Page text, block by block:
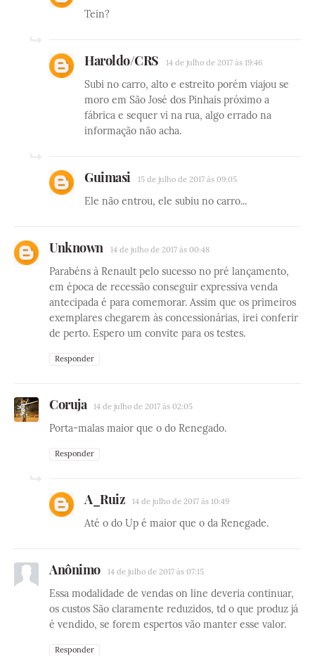
Tein?
Haroldo/CRS 14 de julho de 2017 às 19:46
Subi no carro, alto e estreito porém viajou se
moro em São José dos Pinhais próximo a
fábrica e sequer vi na rua, algo errado na
informação não acha.
Guimasi 15 de julho de 2017 às 09:05
Ele não entrou, ele subiu no carro...
Unknown 14 de julho de 2017 às 00:48
Parabéns à Renault pelo sucesso no pré lançamento,
em época de recessão conseguir expressiva venda
antecipada é para comemorar. Assim que os primeiros
exemplares chegarem às concessionárias, irei conferir
de perto. Espero um convite para os testes.
Responder
Coruja 14 de julho de 2017 às 02:05
Porta-malas maior que o do Renegado.
Responder
A_Ruiz 14 de julho de 2017 às 10:49
Até o do Up é maior que o da Renegade.
Anônimo 14 de julho de 2017 às 07:15
Essa modalidade de vendas on line deveria continuar,
os custos São claramente reduzidos, td o que produz já
é vendido, se forem espertos vão manter esse valor.
Responder